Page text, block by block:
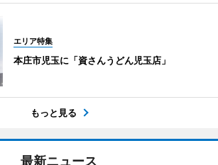
エリア特集
本庄市児玉に「資さんうどん児玉店」
もっと見る
最新ニュース